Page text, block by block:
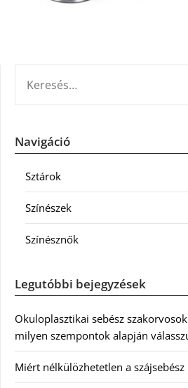
Navigáció
Sztárok
Színészek
Színésznők
Legutóbbi bejegyzések
Okuloplasztikai sebész
milyen szempontok alapján
Miért nélkülözhetetlen a szájsebész